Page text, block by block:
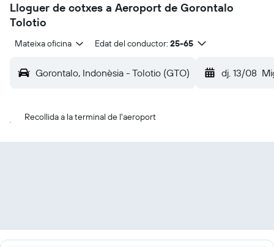
Lloguer de cotxes a Aeroport de Gorontalo
Tolotio
Mateixa oficina Edat del conductor: 25-65
Gorontalo, Indonèsia - Tolotio (GTO) dj. 13/08
Recollida a la terminal de l'aeroport